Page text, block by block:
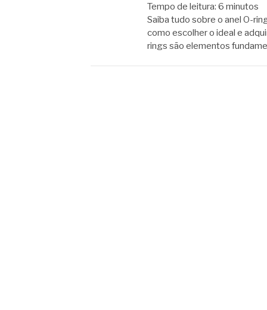
Tempo de leitura: 6 minutos
Saiba tudo sobre o anel O-
como escolher o ideal e
rings são elementos